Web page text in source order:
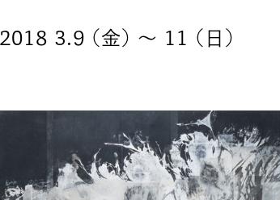
2018 3.9 (金) 〜 11 (日)